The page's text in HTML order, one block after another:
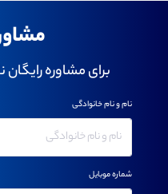
برای مشاوره رایگان
نام و نام خانوادگی
شماره موبایل